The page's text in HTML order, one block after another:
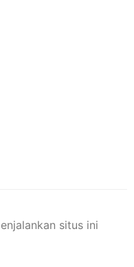
situs ini